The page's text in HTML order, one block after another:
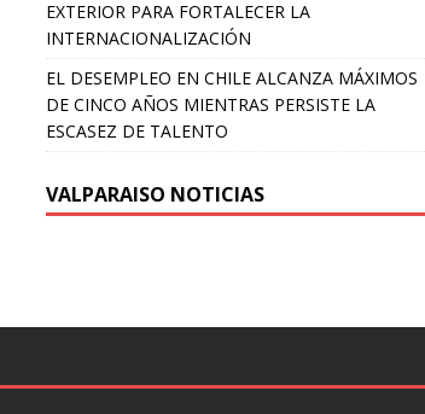
EXTERIOR PARA FORTALECER LA
INTERNACIONALIZACIÓN
EL DESEMPLEO EN CHILE ALCANZA MÁXIMOS
DE CINCO AÑOS MIENTRAS PERSISTE LA
ESCASEZ DE TALENTO
VALPARAISO NOTICIAS